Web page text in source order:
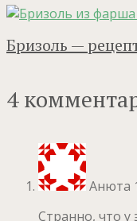
Бризоль —
4
Анюта
Странно, что у